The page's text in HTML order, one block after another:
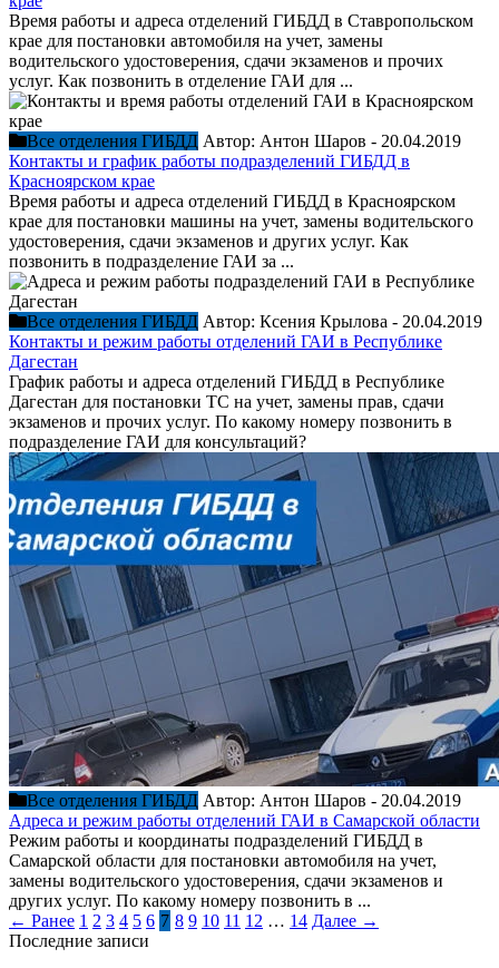
Время работы и адреса отделений ГИБДД в Ставропольском
крае для постановки автомобиля на учет, замены
водительского удостоверения, сдачи экзаменов и прочих
услуг. Как позвонить в отделение ГАИ для ...
Все отделения ГИБДД Автор: Антон Шаров - 20.04.2019
Контакты и график работы подразделений ГИБДД в
Красноярском крае
Время работы и адреса отделений ГИБДД в Красноярском
крае для постановки машины на учет, замены водительского
удостоверения, сдачи экзаменов и других услуг. Как
позвонить в подразделение ГАИ за ...
Все отделения ГИБДД Автор: Ксения Крылова - 20.04.2019
Контакты и режим работы отделений ГАИ в Республике
Дагестан
График работы и адреса отделений ГИБДД в Республике
Дагестан для постановки ТС на учет, замены прав, сдачи
экзаменов и прочих услуг. По какому номеру позвонить в
подразделение ГАИ для консультаций?
Все отделения ГИБДД Автор: Антон Шаров - 20.04.2019
Адреса и режим работы отделений ГАИ в Самарской области
Режим работы и координаты подразделений ГИБДД в
Самарской области для постановки автомобиля на учет,
замены водительского удостоверения, сдачи экзаменов и
других услуг. По какому номеру позвонить в ...
← Ранее 1 2 3 4 5 6 7 8 9 10 11 12 … 14 Далее →
Последние записи